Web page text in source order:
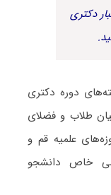
دکتری
دوره دکتری
طلاب و فضلای
علمیه قم و
خاص دانشجو